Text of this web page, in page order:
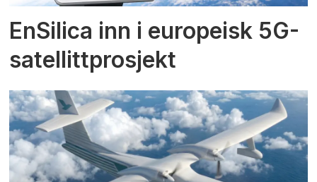
EnSilica inn i europeisk 5G-
satellittprosjekt